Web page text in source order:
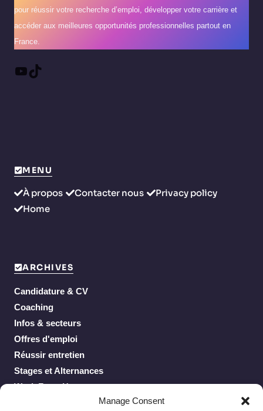
Manage Consent
pour réussir votre recherche d’emploi, développer votre carrière et
accéder aux meilleures opportunités professionnelles partout en
France.
YouTube
TikTok
MENU
À propos Contacter nous
Privacy policy
Home
ARCHIVES
Candidature & CV
Coaching
Infos & secteurs
Offres d'emploi
Réussir entretien
Stages et Alternances
Work From Home